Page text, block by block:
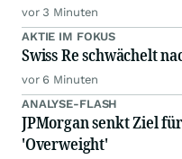
vor 3 Minuten
AKTIE IM FOKUS
Swiss Re schwächelt
vor 6 Minuten
ANALYSE-FLASH
JPMorgan senkt Ziel
'Overweight'